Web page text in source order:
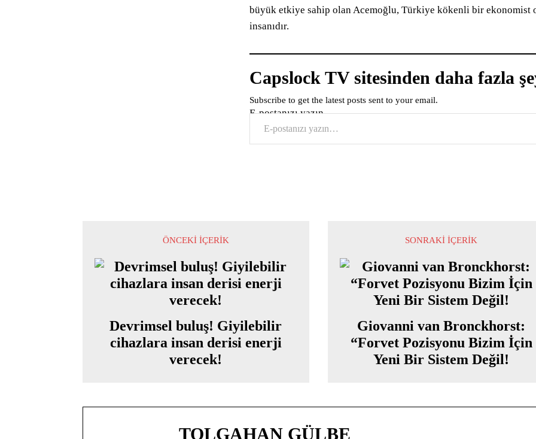
büyük etkiye sahip olan Acemoğlu, Türkiye kökenli bir ekonomist
insanıdır.
Capslock TV sitesinden daha fazla
Subscribe to get the latest posts sent to your email.
E-postanızı yazın…
ÖNCEKI İÇERIK
Devrimsel buluş! Giyilebilir
cihazlara insan derisi enerji
verecek!
SONRAKI İÇERIK
Giovanni van Bronckhorst:
“Forvet Pozisyonu Bizim İçin
Yeni Bir Sistem Değil!
TOLGAHAN GÜLBE